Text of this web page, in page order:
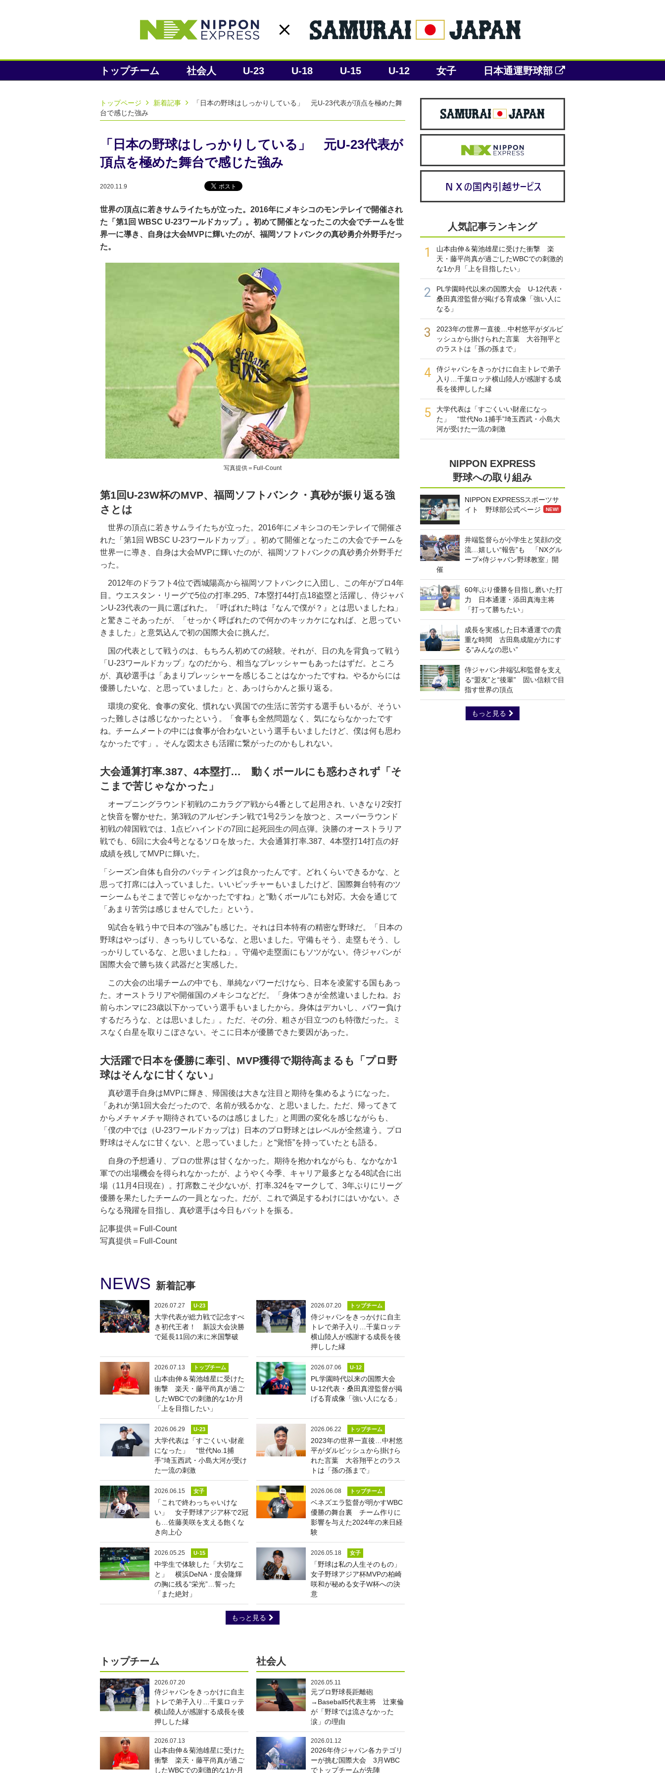
トップチーム 社会人 U-23 U-18 U-15 U-12 女子 日本通運野球部
トップページ 新着記事
「日本の野球はしっかりしている」 元U-23代表が頂点を極めた舞
台で感じた強み
「日本の野球はしっかりしている」 元U-23代表が
頂点を極めた舞台で感じた強み
2020.11.9
世界の頂点に若きサムライたちが立った。2016年にメキシコのモンテレイで開催され
た「第1回 WBSC U-23ワールドカップ」。初めて開催となったこの大会でチームを世
界一に導き、自身は大会MVPに輝いたのが、福岡ソフトバンクの真砂勇介外野手だっ
た。
写真提供＝Full-Count
第1回U-23W杯のMVP、福岡ソフトバンク・真砂が振り返る強
さとは
世界の頂点に若きサムライたちが立った。2016年にメキシコのモンテレイで開催さ
れた「第1回 WBSC U-23ワールドカップ」。初めて開催となったこの大会でチームを
世界一に導き、自身は大会MVPに輝いたのが、福岡ソフトバンクの真砂勇介外野手だ
った。
2012年のドラフト4位で西城陽高から福岡ソフトバンクに入団し、この年がプロ4年
目。ウエスタン・リーグで5位の打率.295、7本塁打44打点18盗塁と活躍し、侍ジャパ
ンU-23代表の一員に選ばれた。「呼ばれた時は『なんで僕が？』とは思いましたね」
と驚きこそあったが、「せっかく呼ばれたので何かのキッカケになれば、と思ってい
きました」と意気込んで初の国際大会に挑んだ。
国の代表として戦うのは、もちろん初めての経験。それが、日の丸を背負って戦う
「U-23ワールドカップ」なのだから、相当なプレッシャーもあったはずだ。ところ
が、真砂選手は「あまりプレッシャーを感じることはなかったですね。やるからには
優勝したいな、と思っていました」と、あっけらかんと振り返る。
環境の変化、食事の変化、慣れない異国での生活に苦労する選手もいるが、そうい
った難しさは感じなかったという。「食事も全然問題なく、気にならなかったです
ね。チームメートの中には食事が合わないという選手もいましたけど、僕は何も思わ
なかったです」。そんな図太さも活躍に繋がったのかもしれない。
大会通算打率.387、4本塁打… 動くボールにも惑わされず「そ
こまで苦じゃなかった」
オープニングラウンド初戦のニカラグア戦から4番として起用され、いきなり2安打
と快音を響かせた。第3戦のアルゼンチン戦で1号2ランを放つと、スーパーラウンド
初戦の韓国戦では、1点ビハインドの7回に起死回生の同点弾。決勝のオーストラリア
戦でも、6回に大会4号となるソロを放った。大会通算打率.387、4本塁打14打点の好
成績を残してMVPに輝いた。
「シーズン自体も自分のバッティングは良かったんです。どれくらいできるかな、と
思って打席には入っていました。いいピッチャーもいましたけど、国際舞台特有のツ
ーシームもそこまで苦じゃなかったですね」と“動くボール”にも対応。大会を通じて
「あまり苦労は感じませんでした」という。
9試合を戦う中で日本の“強み”も感じた。それは日本特有の精密な野球だ。「日本の
野球はやっぱり、きっちりしているな、と思いました。守備もそう、走塁もそう、し
っかりしているな、と思いましたね」。守備や走塁面にもソツがない。侍ジャパンが
国際大会で勝ち抜く武器だと実感した。
この大会の出場チームの中でも、単純なパワーだけなら、日本を凌駕する国もあっ
た。オーストラリアや開催国のメキシコなどだ。「身体つきが全然違いましたね。お
前らホンマに23歳以下かっていう選手もいましたから。身体はデカいし、パワー負け
するだろうな、とは思いました」。ただ、その分、粗さが目立つのも特徴だった。ミ
スなく白星を取りこぼさない。そこに日本が優勝できた要因があった。
大活躍で日本を優勝に牽引、MVP獲得で期待高まるも「プロ野
球はそんなに甘くない」
真砂選手自身はMVPに輝き、帰国後は大きな注目と期待を集めるようになった。
「あれが第1回大会だったので、名前が残るかな、と思いました。ただ、帰ってきて
からメチャメチャ期待されているのは感じました」と周囲の変化を感じながらも、
「僕の中では（U-23ワールドカップは）日本のプロ野球とはレベルが全然違う。プロ
野球はそんなに甘くない、と思っていました」と“覚悟”を持っていたとも語る。
自身の予想通り、プロの世界は甘くなかった。期待を抱かれながらも、なかなか1
軍での出場機会を得られなかったが、ようやく今季、キャリア最多となる48試合に出
場（11月4日現在）。打席数こそ少ないが、打率.324をマークして、3年ぶりにリーグ
優勝を果たしたチームの一員となった。だが、これで満足するわけにはいかない。さ
らなる飛躍を目指し、真砂選手は今日もバットを振る。
記事提供＝Full-Count
写真提供＝Full-Count
NEWS 新着記事
2026.07.27 U-23
大学代表が総力戦で記念すべ
き初代王者！ 新設大会決勝
で延長11回の末に米国撃破
2026.07.20 トップチーム
侍ジャパンをきっかけに自主
トレで弟子入り…千葉ロッテ
横山陸人が感謝する成長を後
押しした縁
2026.07.13 トップチーム
山本由伸＆菊池雄星に受けた
衝撃 楽天・藤平尚真が過ご
したWBCでの刺激的な1か月
「上を目指したい」
2026.07.06 U-12
PL学園時代以来の国際大会
U-12代表・桑田真澄監督が掲
げる育成像「強い人になる」
2026.06.29 U-23
大学代表は「すごくいい財産
になった」 “世代No.1捕
手”埼玉西武・小島大河が受け
た一流の刺激
2026.06.22 トップチーム
2023年の世界一直後…中村悠
平がダルビッシュから掛けら
れた言葉 大谷翔平とのラス
トは「孫の孫まで」
2026.06.15 女子
「これで終わっちゃいけな
い」 女子野球アジア杯で2冠
も…佐藤美咲を支える飽くな
き向上心
2026.06.08 トップチーム
ベネズエラ監督が明かすWBC
優勝の舞台裏 チーム作りに
影響を与えた2024年の来日経
験
2026.05.25 U-15
中学生で体験した「大切なこ
と」 横浜DeNA・度会隆輝
の胸に残る“栄光”…誓った
「また絶対」
2026.05.18 女子
「野球は私の人生そのもの」
女子野球アジア杯MVPの柏崎
咲和が秘める女子W杯への決
意
もっと見る
トップチーム
2026.07.20
侍ジャパンをきっかけに自主
トレで弟子入り…千葉ロッテ
横山陸人が感謝する成長を後
押しした縁
2026.07.13
山本由伸＆菊池雄星に受けた
衝撃 楽天・藤平尚真が過ご
したWBCでの刺激的な1か月
社会人
2026.05.11
元プロ野球長距離砲
→Baseball5代表主将 辻東倫
が「野球では流さなかった
涙」の理由
2026.01.12
2026年侍ジャパン各カテゴリ
ーが挑む国際大会 3月WBC
でトップチームが先陣
人気記事ランキング
1
山本由伸＆菊池雄星に受けた衝撃 楽
天・藤平尚真が過ごしたWBCでの刺激的
な1か月「上を目指したい」
2
PL学園時代以来の国際大会 U-12代表・
桑田真澄監督が掲げる育成像「強い人に
なる」
3
2023年の世界一直後…中村悠平がダルビ
ッシュから掛けられた言葉 大谷翔平と
のラストは「孫の孫まで」
4
侍ジャパンをきっかけに自主トレで弟子
入り…千葉ロッテ横山陸人が感謝する成
長を後押しした縁
5
大学代表は「すごくいい財産になっ
た」 “世代No.1捕手”埼玉西武・小島大
河が受けた一流の刺激
NIPPON EXPRESS
野球への取り組み
NIPPON EXPRESSスポーツサ
イト 野球部公式ページ
NEW!
井端監督らが小学生と笑顔の交
流…嬉しい“報告”も 「NXグル
ープ×侍ジャパン野球教室」開
催
60年ぶり優勝を目指し磨いた打
力 日本通運・添田真海主将
「打って勝ちたい」
成長を実感した日本通運での貴
重な時間 古田島成龍が力にす
る“みんなの思い”
侍ジャパン井端弘和監督を支え
る“盟友”と“後輩” 固い信頼で目
指す世界の頂点
もっと見る